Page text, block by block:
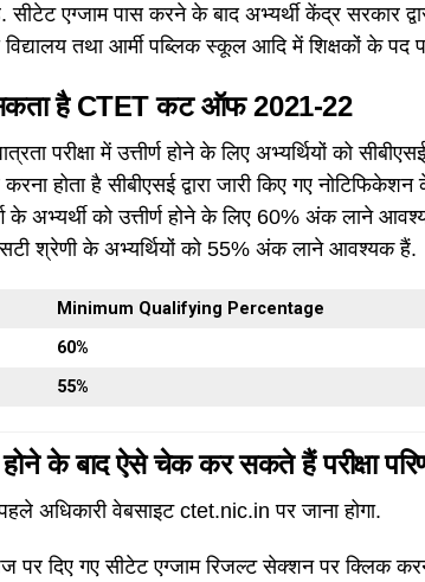
सीटेट एग्जाम पास करने के बाद अभ्यर्थी केंद्र सरकार
तथा आर्मी पब्लिक स्कूल आदि में शिक्षकों के
है CTET कट ऑफ2021-22
परीक्षा में उत्तीर्ण होने के लिए अभ्यर्थियों को
होता है सीबीएसई द्वारा जारी किए गए नोटिफिकेशन
के अभ्यर्थी को उत्तीर्ण होने के लिए 60% अंक लाने
श्रेणी के अभ्यर्थियों को 55% अंक लाने आवश्यक हैं.
Minimum Qualifying Percentage
60%
55%
होने के बाद ऐसे चेक कर सकते हैं परीक्षा
अधिकारी वेबसाइट ctet.nic.in पर जाना होगा.
पर दिए गए सीटेट एग्जाम रिजल्ट सेक्शन पर क्लिक